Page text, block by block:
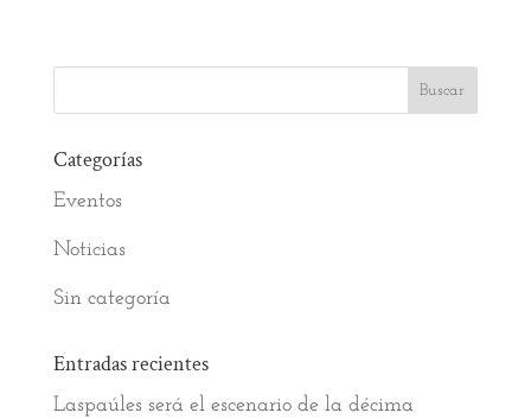
Categorías
Eventos
Noticias
Sin categoría
Entradas recientes
Laspaúles será el escenario de la décima